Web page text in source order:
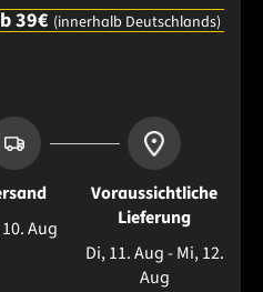
39€ (innerhalb Deutschlands)
Aug
Voraussichtliche
Lieferung
Di, 11. Aug - Mi, 12.
Aug